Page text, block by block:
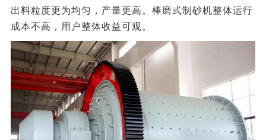
出料粒度更为均匀，产量更高。棒磨式制砂机整体运行
成本不高，用户整体收益可观。